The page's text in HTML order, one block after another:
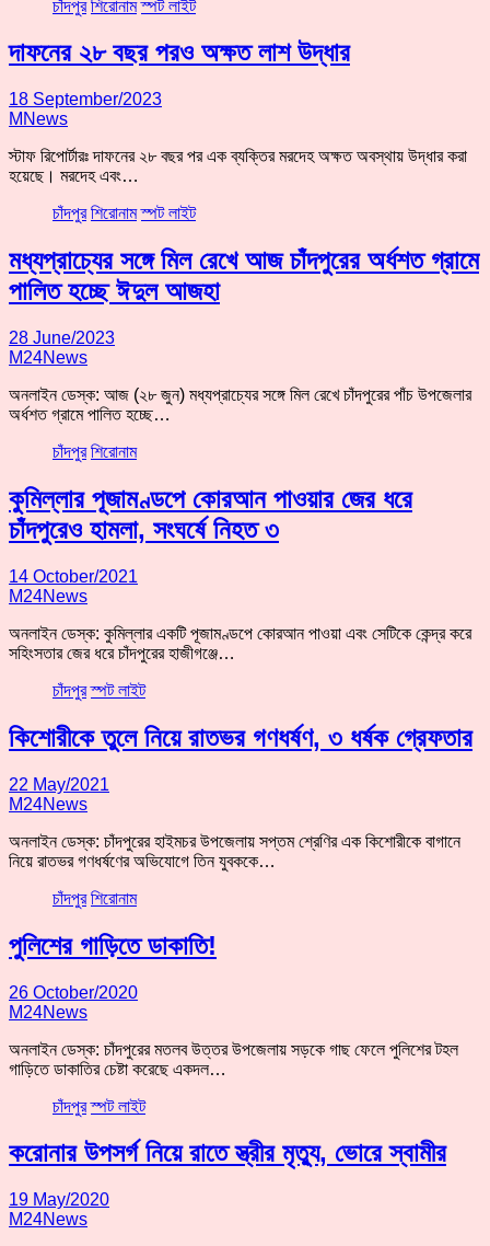
চাঁদপুর শিরোনাম স্পট লাইট
দাফনের ২৮ বছর পরও অক্ষত লাশ উদ্ধার
18 September/2023
MNews
স্টাফ রিপোর্টারঃ দাফনের ২৮ বছর পর এক ব্যক্তির মরদেহ অক্ষত অবস্থায় উদ্ধার করা
হয়েছে। মরদেহ এবং…
চাঁদপুর শিরোনাম স্পট লাইট
মধ্যপ্রাচ্যের সঙ্গে মিল রেখে আজ চাঁদপুরের অর্ধশত গ্রামে
পালিত হচ্ছে ঈদুল আজহা
28 June/2023
M24News
অনলাইন ডেস্ক: আজ (২৮ জুন) মধ্যপ্রাচ্যের সঙ্গে মিল রেখে চাঁদপুরের পাঁচ উপজেলার
অর্ধশত গ্রামে পালিত হচ্ছে…
চাঁদপুর শিরোনাম
কুমিল্লার পূজামণ্ডপে কোরআন পাওয়ার জের ধরে
চাঁদপুরেও হামলা, সংঘর্ষে নিহত ৩
14 October/2021
M24News
অনলাইন ডেস্ক: কুমিল্লার একটি পূজামণ্ডপে কোরআন পাওয়া এবং সেটিকে কেন্দ্র করে
সহিংসতার জের ধরে চাঁদপুরের হাজীগঞ্জে…
চাঁদপুর স্পট লাইট
কিশোরীকে তুলে নিয়ে রাতভর গণধর্ষণ, ৩ ধর্ষক গ্রেফতার
22 May/2021
M24News
অনলাইন ডেস্ক: চাঁদপুরের হাইমচর উপজেলায় সপ্তম শ্রেণির এক কিশোরীকে বাগানে
নিয়ে রাতভর গণধর্ষণের অভিযোগে তিন যুবককে…
চাঁদপুর শিরোনাম
পুলিশের গাড়িতে ডাকাতি!
26 October/2020
M24News
অনলাইন ডেস্ক: চাঁদপুরের মতলব উত্তর উপজেলায় সড়কে গাছ ফেলে পুলিশের টহল
গাড়িতে ডাকাতির চেষ্টা করেছে একদল…
চাঁদপুর স্পট লাইট
করোনার উপসর্গ নিয়ে রাতে স্ত্রীর মৃত্যু, ভোরে স্বামীর
19 May/2020
M24News